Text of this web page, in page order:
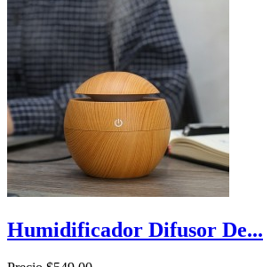
 Vista rápida
Humidificador Difusor De...